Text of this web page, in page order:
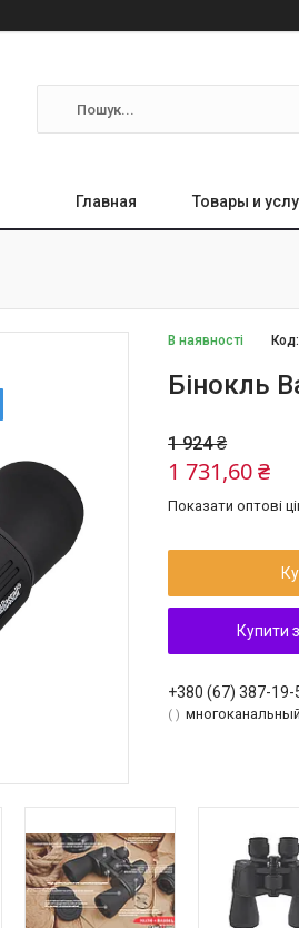
Главная Товары и
В наявності Код:
Бінокль
1 924 ₴
1 731,60 ₴
Показати оптові
Купити з
+380 (67) 387-19-
многоканальный